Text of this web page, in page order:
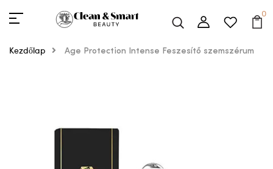
0
Kezdőlap Age Protection Intense Feszesítő szemszérum